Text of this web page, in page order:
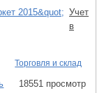
Учет
в
Торговля и склад
18551 просмотр